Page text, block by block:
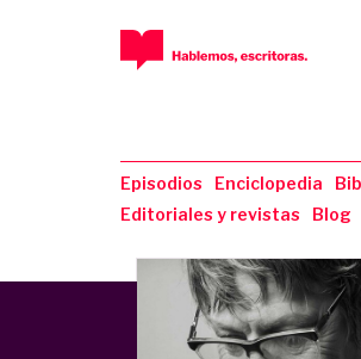
Episodios Enciclopedia
Editoriales y revistas
Blog